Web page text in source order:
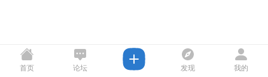
首页 论坛 发现 我的